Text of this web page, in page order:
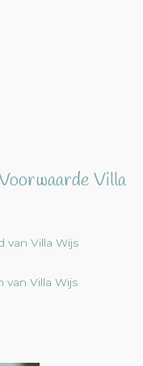
Villa
van Villa Wijs
van Villa Wijs